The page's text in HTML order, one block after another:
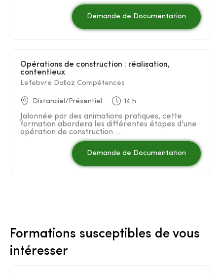
Demande de Documentation
Opérations de construction : réalisation,
contentieux
Lefebvre Dalloz Compétences
Distanciel/Présentiel 14 h
Jalonnée par des animations pratiques, cette
formation abordera les différentes étapes d'une
opération de construction ...
Demande de Documentation
Formations susceptibles de vous
intéresser